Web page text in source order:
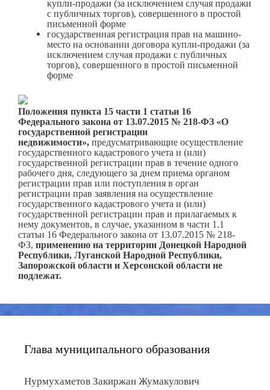
купли-продажи (за исключением случая продажи
с публичных торгов), совершенного в простой
письменной форме
государственная регистрация прав на машино-
место на основании договора купли-продажи (за
исключением случая продажи с публичных
торгов), совершенного в простой письменной
форме
Положения пункта 15 части 1 статьи 16
Федерального закона от 13.07.2015 № 218-ФЗ «О
государственной регистрации
недвижимости», предусматривающие осуществление
государственного кадастрового учета и (или)
государственной регистрации прав в течение одного
рабочего дня, следующего за днем приема органом
регистрации прав или поступления в орган
регистрации прав заявления на осуществление
государственного кадастрового учета и (или)
государственной регистрации прав и прилагаемых к
нему документов, в случае, указанном в части 1.1
статьи 16 Федерального закона от 13.07.2015 № 218-
ФЗ, применению на территории Донецкой Народной
Республики, Луганской Народной Республики,
Запорожской области и Херсонской области не
подлежат.
Глава муниципального образования
Нурмухаметов Закиржан Жумакулович